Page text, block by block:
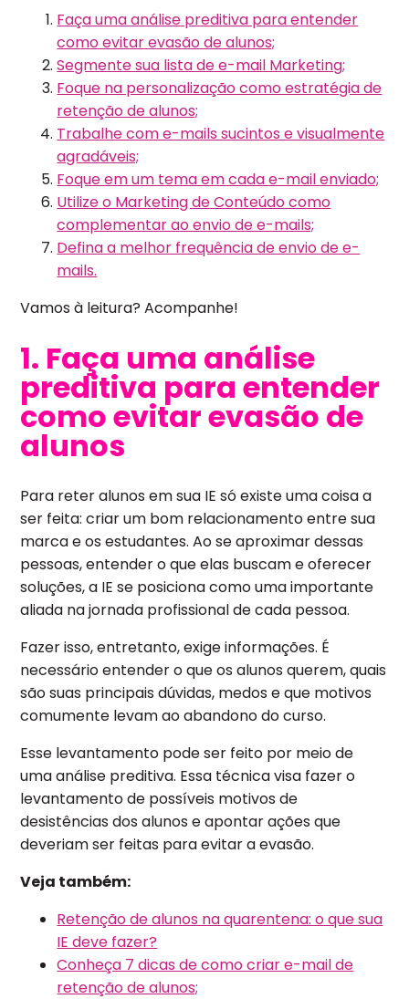
Faça uma análise preditiva para entender
como evitar evasão de alunos;
Segmente sua lista de e-mail Marketing;
Foque na personalização como estratégia de
retenção de alunos;
Trabalhe com e-mails sucintos e visualmente
agradáveis;
Foque em um tema em cada e-mail enviado;
Utilize o Marketing de Conteúdo como
complementar ao envio de e-mails;
Defina a melhor frequência de envio de e-
mails.
Vamos à leitura? Acompanhe!
1. Faça uma análise
preditiva para entender
como evitar evasão de
alunos
Para reter alunos em sua IE só existe uma coisa a
ser feita: criar um bom relacionamento entre sua
marca e os estudantes. Ao se aproximar dessas
pessoas, entender o que elas buscam e oferecer
soluções, a IE se posiciona como uma importante
aliada na jornada profissional de cada pessoa.
Fazer isso, entretanto, exige informações. É
necessário entender o que os alunos querem, quais
são suas principais dúvidas, medos e que motivos
comumente levam ao abandono do curso.
Esse levantamento pode ser feito por meio de
uma análise preditiva. Essa técnica visa fazer o
levantamento de possíveis motivos de
desistências dos alunos e apontar ações que
deveriam ser feitas para evitar a evasão.
Veja também:
Retenção de alunos na quarentena: o que sua
IE deve fazer?
Conheça 7 dicas de como criar e-mail de
retenção de alunos;